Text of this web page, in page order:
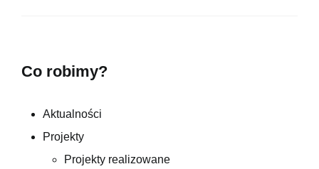
Co robimy?
Aktualności
Projekty
Projekty realizowane